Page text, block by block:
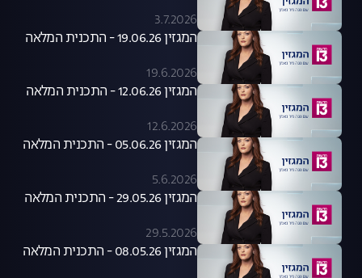
3.7.2026
המגזין 19.06.26 - התכנית המלאה
19.6.2026
המגזין 12.06.26 - התכנית המלאה
12.6.2026
המגזין 05.06.26 - התכנית המלאה
5.6.2026
המגזין 29.05.26 - התכנית המלאה
29.5.2026
המגזין 08.05.26 - התכנית המלאה